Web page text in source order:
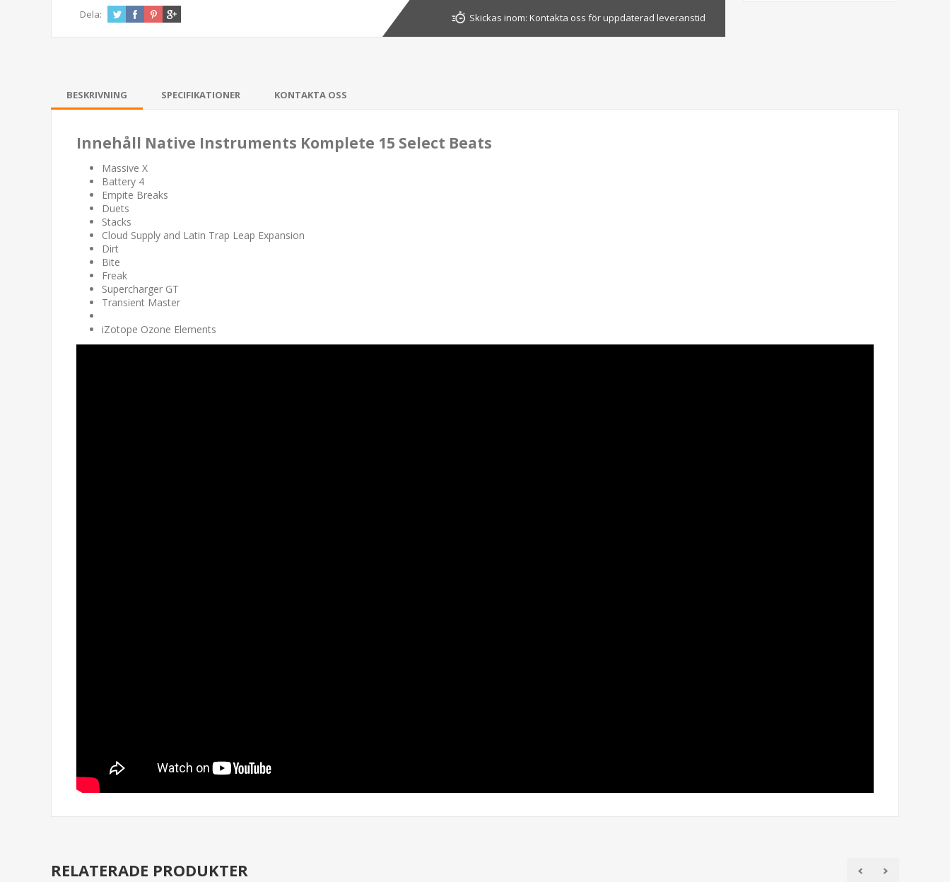
Dela: Skickas inom: Kontakta oss för uppdaterad leveranstid
BESKRIVNING SPECIFIKATIONER KONTAKTA OSS
Innehåll Native Instruments Komplete 15 Select Beats
Massive X
Battery 4
Empite Breaks
Duets
Stacks
Cloud Supply and Latin Trap Leap Expansion
Dirt
Bite
Freak
Supercharger GT
Transient Master
iZotope Ozone Elements
RELATERADE PRODUKTER